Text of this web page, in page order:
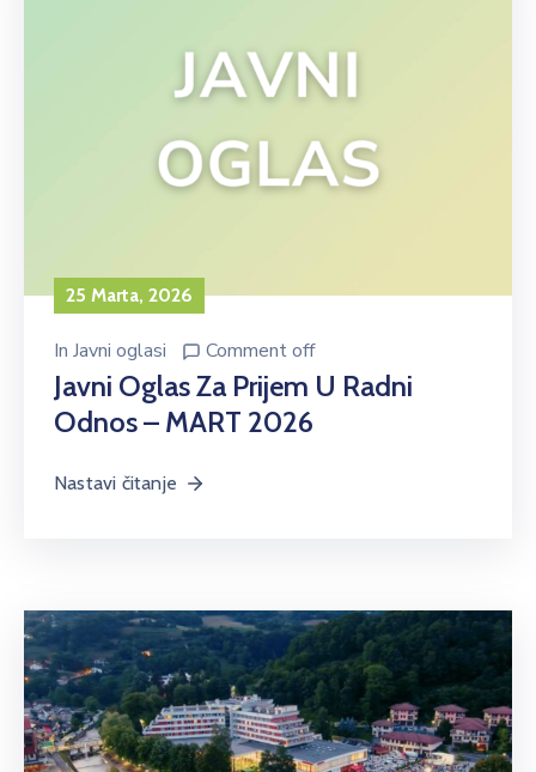
25 Marta, 2026
In Javni oglasi Comment off
Javni Oglas Za Prijem U Radni
Odnos – MART 2026
Nastavi čitanje